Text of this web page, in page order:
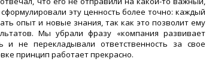
эту ценность более точно: каждый
опыт и новые знания, так как это позволит ему
Мы убрали фразу «компания развивает
и не перекладывали ответственность за свое
принцип работает прекрасно.